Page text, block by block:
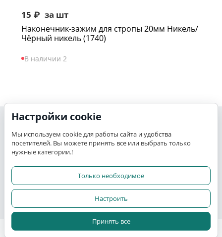
15 ₽ за шт
Наконечник-зажим для стропы 20мм Никель/
Чёрный никель (1740)
В наличии 2
Моя учетная запись
K-TEX
Прочее
Настройки cookie
Мы используем cookie для работы сайта и удобства
посетителей. Вы можете принять все или выбрать только
нужные категории.!
Только необходимое
Настроить
Принять все